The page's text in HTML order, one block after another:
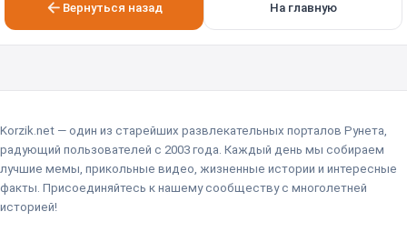
Вернуться назад На главную
Korzik.net — один из старейших развлекательных порталов Рунета,
радующий пользователей с 2003 года. Каждый день мы собираем
лучшие мемы, прикольные видео, жизненные истории и интересные
факты. Присоединяйтесь к нашему сообществу с многолетней
историей!